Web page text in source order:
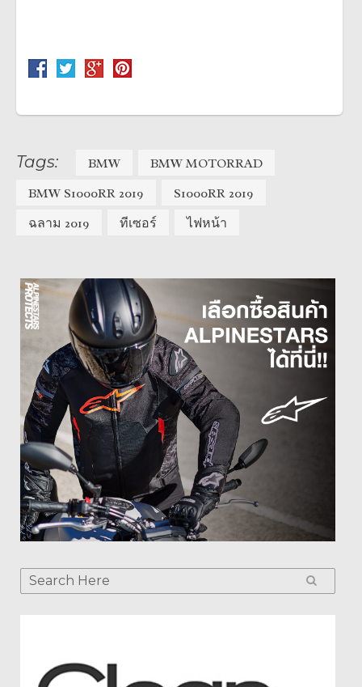
Tags: BMW
BMW MOTORRAD
BMW S1000RR 2019
S1000RR 2019
ฉลาม 2019
ทีเซอร์ ไฟหน้า